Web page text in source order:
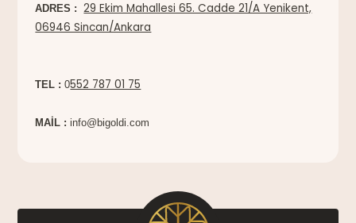
ADRES :
29 Ekim Mahallesi 65. Cadde 21/A Yenikent,
06946 Sincan/Ankara
TEL : 0552 787 01 75
MAİL :info@bigoldi.com